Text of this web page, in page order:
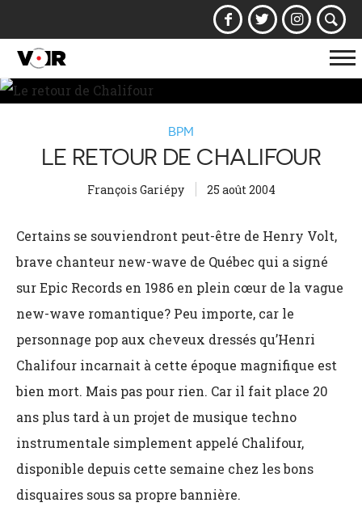
la
BPM
LE RETOUR DE CHALIFOUR
François Gariépy 25 août 2004
Certains se souviendront peut-être de Henry Volt,
brave chanteur new-wave de Québec qui a signé
sur Epic Records en 1986 en plein cœur de la vague
new-wave romantique? Peu importe, car le
personnage pop aux cheveux dressés qu’Henri
Chalifour incarnait à cette époque magnifique est
bien mort. Mais pas pour rien. Car il fait place 20
ans plus tard à un projet de musique techno
instrumentale simplement appelé Chalifour,
disponible depuis cette semaine chez les bons
disquaires sous sa propre bannière.